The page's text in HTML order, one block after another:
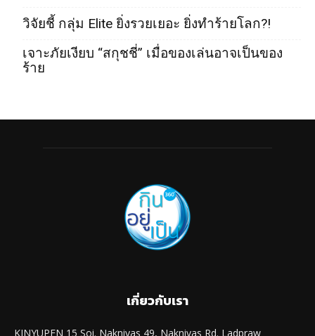
วิจัยชี้ กลุ่ม Elite ยิ่งรวยเยอะ ยิ่งทำร้ายโลก?!
เจาะภัยเงียบ “สกุชชี่” เมื่อของเล่นอาจเป็นของ
ร้าย
เกี่ยวกับเรา
KINYUPEN 15 Soi. Naknivas 49, Naknivas Rd. Ladpraw